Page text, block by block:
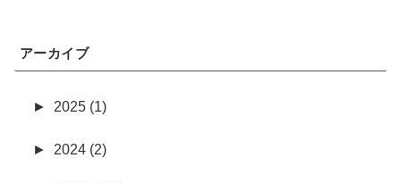
アーカイブ
► 2025 (1)
► 2024 (2)